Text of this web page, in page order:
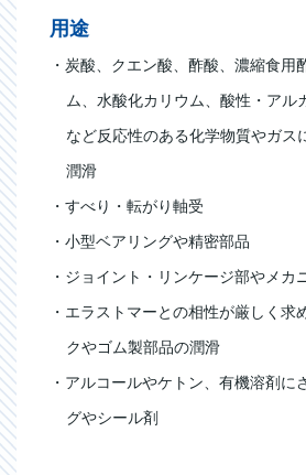
用途
・炭酸、クエン酸、酢酸、濃縮食用
ム、水酸化カリウム、酸性・アル
など反応性のある化学物質やガス
潤滑
・すべり・転がり軸受
・小型ベアリングや精密部品
・ジョイント・リンケージ部やメカ
・エラストマーとの相性が厳しく求
クやゴム製部品の潤滑
・アルコールやケトン、有機溶剤に
グやシール剤